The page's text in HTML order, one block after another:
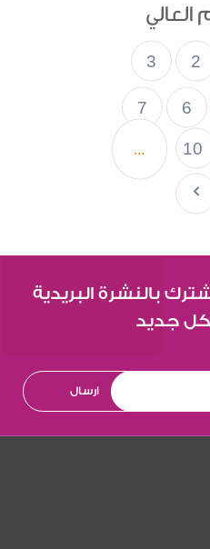
2
3
6
7
10
بالنشرة البريدية
جديد